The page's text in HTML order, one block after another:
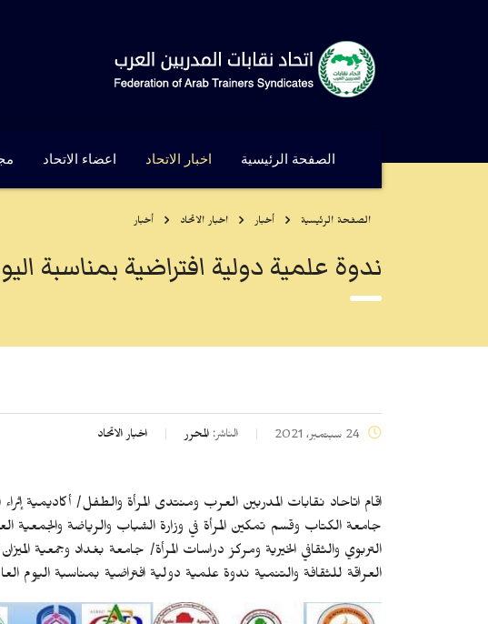
الصفحة الرئيسية اخبار الاتحاد اعضاء الاتحاد
الصفحة الرئيسية أخبار اخبار الاتحاد أخبار
ندوة علمية دولية افتراضية بمناسبة
الناشر: المحرر اخبار الاتحاد
اقام اتاحاد نقابات المدربين العرب ومنتدى المرأة والطفل/ أكاديمية
جامعة الكتاب وقسم تمكين المرأة في وزارة الشباب والرياضة والجمعية
التربوي والثقافي الخيرية ومركز دراسات المرأة/ جامعة بغداد وجمعية
العراقة للثقافة والتنمية ندوة علمية دولية افتراضية بمناسبة اليوم العالمي للسلام ليومي